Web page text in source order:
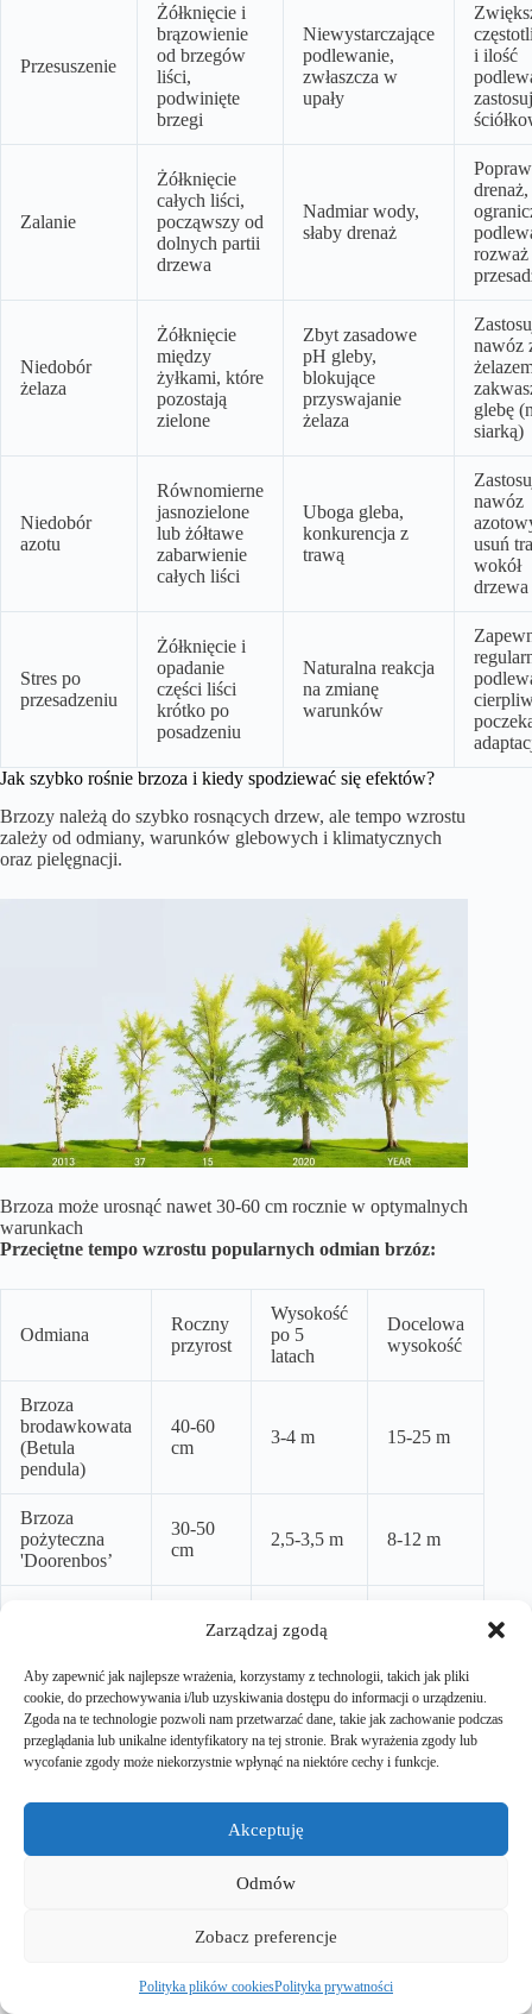
Zarządzaj zgodą
Aby zapewnić jak najlepsze wrażenia, korzystamy z technologii, takich jak pliki
cookie, do przechowywania i/lub uzyskiwania dostępu do informacji o urządzeniu.
Zgoda na te technologie pozwoli nam przetwarzać dane, takie jak zachowanie podczas
przeglądania lub unikalne identyfikatory na tej stronie. Brak wyrażenia zgody lub
wycofanie zgody może niekorzystnie wpłynąć na niektóre cechy i funkcje.
Akceptuję
Odmów
Zobacz preferencje
Polityka plików cookiesPolityka prywatności
Przesuszenie
Żółknięcie i
brązowienie
od brzegów
liści,
podwinięte
brzegi
Niewystarczające
podlewanie,
zwłaszcza w
upały
i ilość
zastosuj
Zalanie
Żółknięcie
całych liści,
począwszy od
dolnych partii
drzewa
Nadmiar wody,
słaby drenaż
Popraw
drenaż,
rozważ
Niedobór
żelaza
Żółknięcie
między
żyłkami, które
pozostają
zielone
Zbyt zasadowe
pH gleby,
blokujące
przyswajanie
żelaza
nawóz
glebę
siarką)
Niedobór
azotu
Równomierne
jasnozielone
lub żółtawe
zabarwienie
całych liści
Uboga gleba,
konkurencja z
trawą
nawóz
usuń
wokół
drzewa
Stres po
przesadzeniu
Żółknięcie i
opadanie
części liści
krótko po
posadzeniu
Naturalna reakcja
na zmianę
warunków
Jak szybko rośnie brzoza i kiedy spodziewać się efektów?
Brzozy należą do szybko rosnących drzew, ale tempo wzrostu
zależy od odmiany, warunków glebowych i klimatycznych
oraz pielęgnacji.
Brzoza może urosnąć nawet 30-60 cm rocznie w optymalnych
warunkach
Przeciętne tempo wzrostu popularnych odmian brzóz:
Odmiana
Roczny
przyrost
Wysokość
po 5
latach
Docelowa
wysokość
Brzoza
brodawkowata
(Betula
pendula)
40-60
cm
3-4 m 15-25 m
Brzoza
pożyteczna
'Doorenbos’
30-50
cm
2,5-3,5 m 8-12 m
20-30
2-2,5 m
Brzoza
papierowa
(Betula
papyrifera)
40-60
cm
3-4 m 15-20 m
Kiedy spodziewać się efektów:
przyrost, rozwój systemu korzeniowego
Wyraźny przyrost wysokości, zagęszczenie
Intensywny wzrost, wykształcenie
Pełne wykształcenie charakterystycznej białej
kory (u odmian białokorych)